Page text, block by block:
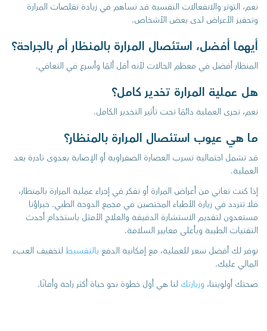
نعم، التوتر والانفعالات النفسية قد تساهم في زيادة تقلصات المرارة
وتحفيز الأعراض لدى بعض الأشخاص.
أيهما أفضل، استئصال المرارة بالمنظار أم بالجراحة؟
المنظار أفضل في معظم الحالات لأنه أقل ألمًا وأسرع في التعافي.
هل عملية المرارة تخدير كامل؟
نعم، تجرى العملية دائمًا تحت تأثير التخدير الكامل.
ما هي عيوب استئصال المرارة بالمنظار؟
قد تشمل احتمالية تسرب العصارة الصفراوية أو الإصابة بعدوى نادرة بعد
العملية.
إذا كنت تعاني من أعراض المرارة أو تفكر في إجراء عملية المرارة بالمنظار،
فلا تتردد في زيارة الأطباء المختصين في مجمع الدوحة الطبي. خبراؤنا
مستعدون لتقديم الاستشارة الدقيقة والعلاج الأمثل باستخدام أحدث
التقنيات الطبية وبأعلى معايير السلامة.
نوفر لك أفضل سعر للعملية، مع إمكانية الدفع بالتقسيط لتخفيف العبء
المالي عليك.
صحتك أولويتنا، وزيارتك لنا هي أول خطوة نحو حياة أكثر راحة وأمانًا.